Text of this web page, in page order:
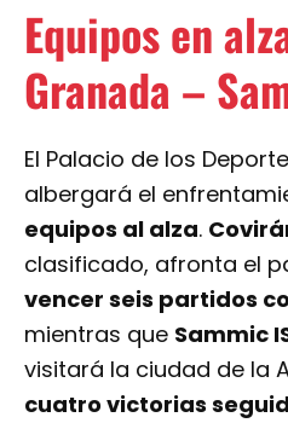
Equipos en
Granada –
El Palacio de los
albergará el
equipos al alza.
clasificado, afronta el
vencer seis partidos
mientras que Sammic
visitará la ciudad de la
cuatro victorias